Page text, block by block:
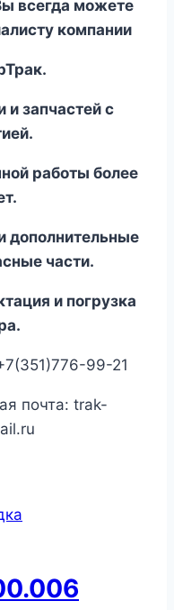
всегда можете
компании
запчастей с
работы более
дополнительные
части.
и погрузка
99-21
почта: trak-